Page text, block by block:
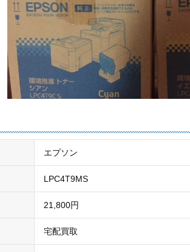
エプソン
LPC4T9MS
21,800円
宅配買取